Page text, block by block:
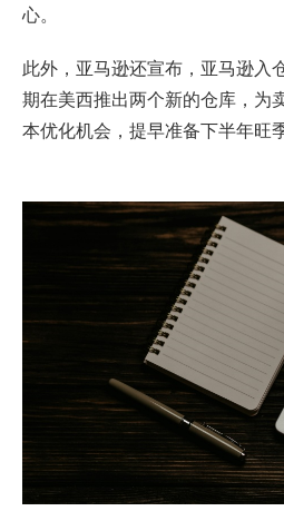
心。
此外，亚马逊还宣布，亚马逊入
期在美西推出两个新的仓库，为
本优化机会，提早准备下半年旺